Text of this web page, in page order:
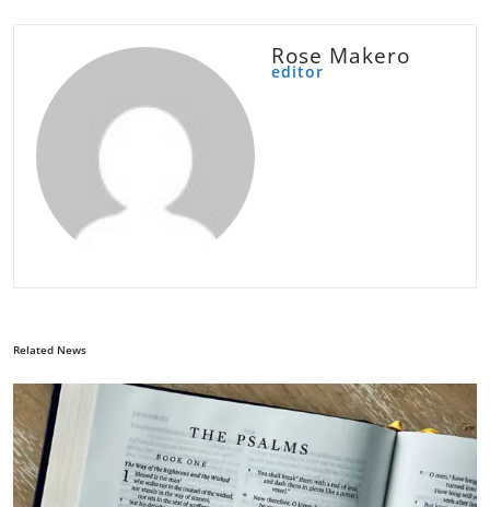
Rose Makero
editor
Related News